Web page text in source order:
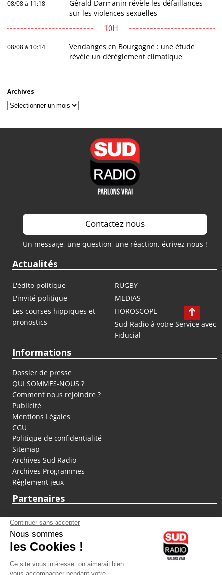
08/08 à 11:18
Gérald Darmanin révèle les défaillances
sur les violences sexuelles
10H
08/08 à 10:14
Vendanges en Bourgogne : une étude
révèle un dérèglement climatique
Archives
Archives
Contactez nous
Un message, une question, une réaction, écrivez nous !
Actualités
L'édito politique
RUGBY
L'invité politique
MEDIAS
Les courses hippiques et
pronostics
HOROSCOPE
Sud Radio à votre Service avec
Fiducial
Informations
Dossier de presse
QUI SOMMES-NOUS ?
Comment nous rejoindre ?
Publicité
Mentions Légales
CGU
Politique de confidentialité
Sitemap
Archives Sud Radio
Archives Programmes
Règlement jeux
Partenaires
fiducial.fr
lyoncapitale.fr
olympique-et-lyonnais.com
L'application Iphone / Android